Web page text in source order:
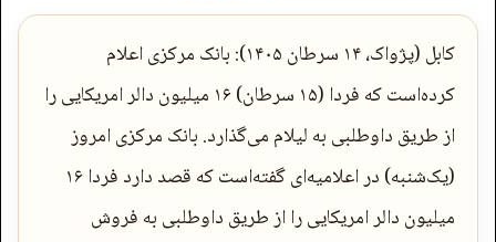
کابل (پژواک، ۱۴ سرطان ۱۴۰۵): بانک مرکزی اعلام
کرده‌است که فردا (۱۵ سرطان) ۱۶ میلیون دالر امریکایی را
از طریق داوطلبی به لیلام می‌گذارد. بانک مرکزی امروز
(یک‌شنبه) در اعلامیه‌ای گفته‌است که قصد دارد فردا ۱۶
میلیون دالر امریکایی را از طریق داوطلبی به فروش